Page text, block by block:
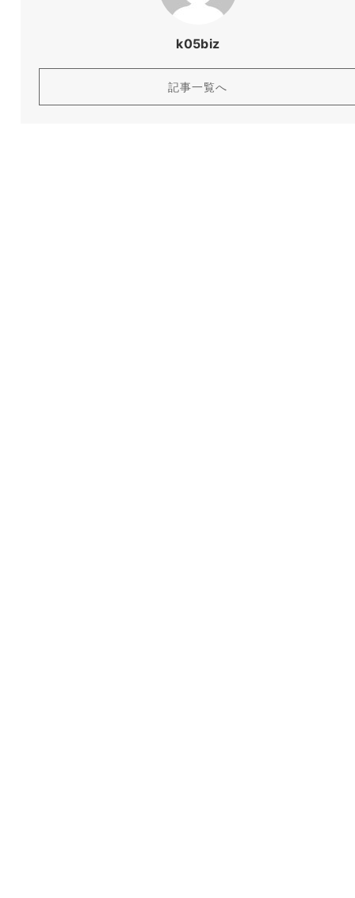
k05biz
記事一覧へ